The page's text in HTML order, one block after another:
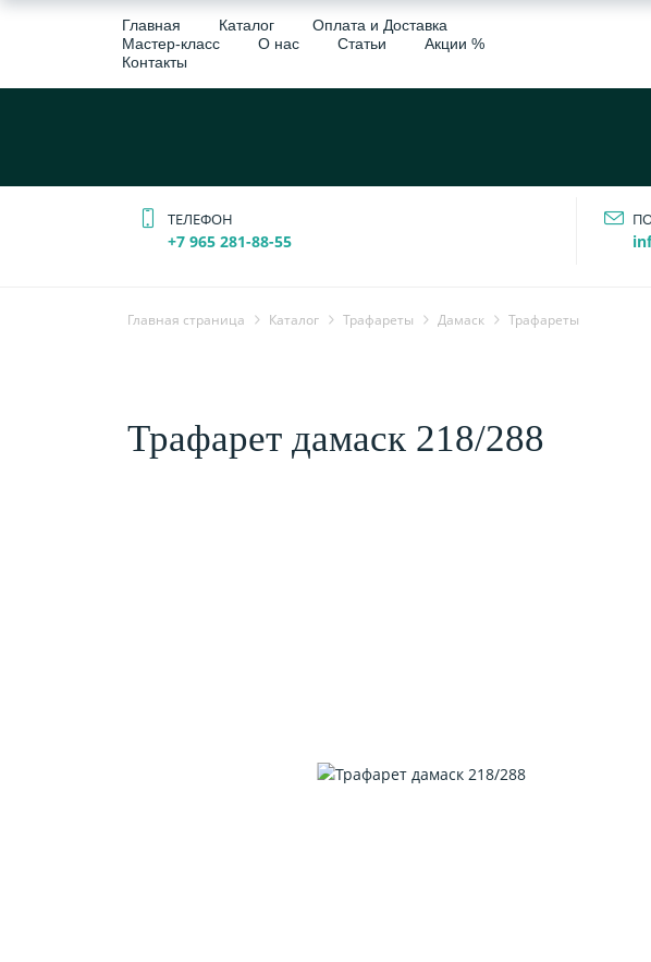
Главная Каталог
Оплата и Доставка
Мастер-класс
О нас Статьи
Акции %
Контакты
ТЕЛЕФОН
+7 965 281-88-55
Главная страница Каталог Трафареты Дамаск Трафареты
Трафарет дамаск 218/288